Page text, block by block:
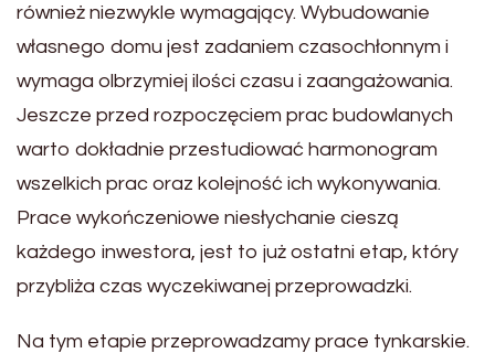
również niezwykle wymagający. Wybudowanie
własnego domu jest zadaniem czasochłonnym i
wymaga olbrzymiej ilości czasu i zaangażowania.
Jeszcze przed rozpoczęciem prac budowlanych
warto dokładnie przestudiować harmonogram
wszelkich prac oraz kolejność ich wykonywania.
Prace wykończeniowe niesłychanie cieszą
każdego inwestora, jest to już ostatni etap, który
przybliża czas wyczekiwanej przeprowadzki.
Na tym etapie przeprowadzamy prace tynkarskie.